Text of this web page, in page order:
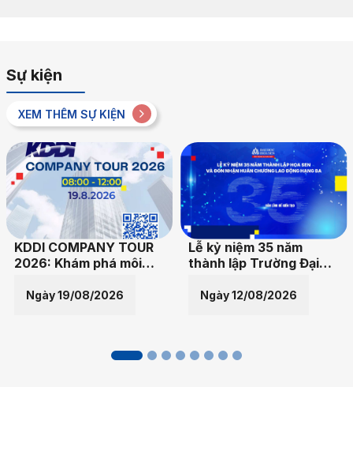
Sự kiện
XEM THÊM SỰ KIỆN
TOUR
phá môi
tế
19/08/2026
Lễ kỷ niệm 35 năm
thành lập Trường Đại
Ngày 12/08/2026
Go
Mở cánh
trường